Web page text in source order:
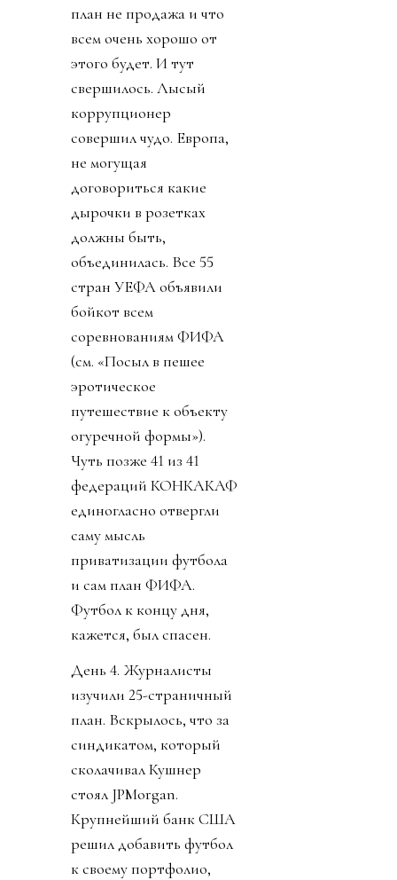
план не продажа и что
всем очень хорошо от
этого будет. И тут
свершилось. Лысый
коррупционер
совершил чудо. Европа,
не могущая
договориться какие
дырочки в розетках
должны быть,
объединилась. Все 55
стран УЕФА объявили
бойкот всем
соревнованиям ФИФА
(см. «Посыл в пешее
эротическое
путешествие к объекту
огуречной формы»).
Чуть позже 41 из 41
федераций КОНКАКАФ
единогласно отвергли
саму мысль
приватизации футбола
и сам план ФИФА.
Футбол к концу дня,
кажется, был спасен.
День 4. Журналисты
изучили 25-страничный
план. Вскрылось, что за
синдикатом, который
сколачивал Кушнер
стоял JPMorgan.
Крупнейший банк США
решил добавить футбол
к своему портфолио,